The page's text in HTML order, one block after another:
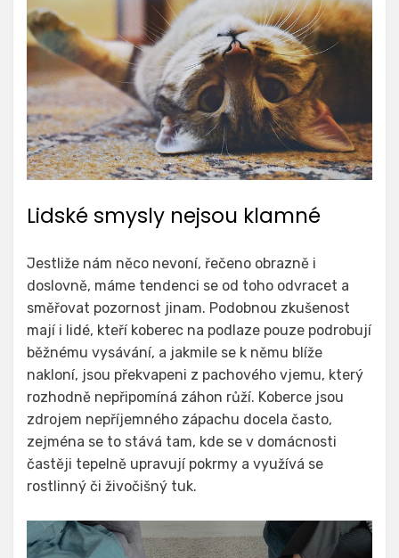
Lidské smysly nejsou klamné
Jestliže nám něco nevoní, řečeno obrazně i
doslovně, máme tendenci se od toho odvracet a
směřovat pozornost jinam. Podobnou zkušenost
mají i lidé, kteří koberec na podlaze pouze podrobují
běžnému vysávání, a jakmile se k němu blíže
nakloní, jsou překvapeni z pachového vjemu, který
rozhodně nepřipomíná záhon růží. Koberce jsou
zdrojem nepříjemného zápachu docela často,
zejména se to stává tam, kde se v domácnosti
častěji tepelně upravují pokrmy a využívá se
rostlinný či živočišný tuk.